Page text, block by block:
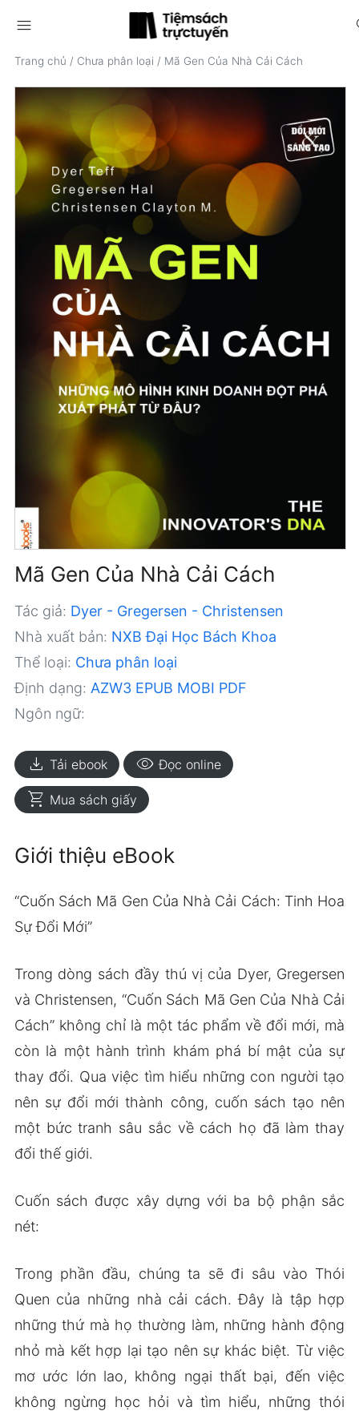
menu
Trang chủ / Chưa phân loại / Mã Gen Của Nhà Cải Cách
Mã Gen Của Nhà Cải Cách
Tác giả: Dyer - Gregersen - Christensen
Nhà xuất bản: NXB Đại Học Bách Khoa
Thể loại: Chưa phân loại
Định dạng: AZW3 EPUB MOBI PDF
Ngôn ngữ:
download Tải ebook visibility Đọc online
shopping_cart Mua sách giấy
Giới thiệu eBook
“Cuốn Sách Mã Gen Của Nhà Cải Cách: Tinh Hoa
Sự Đổi Mới”
Trong dòng sách đầy thú vị của Dyer, Gregersen
và Christensen, “Cuốn Sách Mã Gen Của Nhà Cải
Cách” không chỉ là một tác phẩm về đổi mới, mà
còn là một hành trình khám phá bí mật của sự
thay đổi. Qua việc tìm hiểu những con người tạo
nên sự đổi mới thành công, cuốn sách tạo nên
một bức tranh sâu sắc về cách họ đã làm thay
đổi thế giới.
Cuốn sách được xây dựng với ba bộ phận sắc
nét:
Trong phần đầu, chúng ta sẽ đi sâu vào Thói
Quen của những nhà cải cách. Đây là tập hợp
những thứ mà họ thường làm, những hành động
nhỏ mà kết hợp lại tạo nên sự khác biệt. Từ việc
mơ ước lớn lao, không ngại thất bại, đến việc
không ngừng học hỏi và tìm hiểu, những thói